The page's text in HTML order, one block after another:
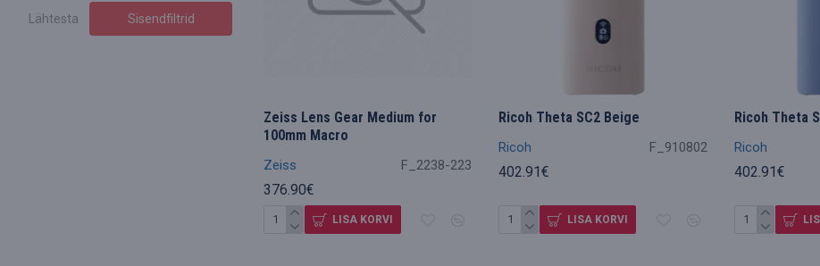
Lähtesta Sisendfiltrid
Zeiss F_2238-223
Zeiss Lens Gear Medium for
100mm Macro
376.90€
LISA KORVI
Ricoh F_910802
Ricoh Theta SC2 Beige
402.91€
LISA KORVI
Ricoh
Ricoh Theta
402.91€